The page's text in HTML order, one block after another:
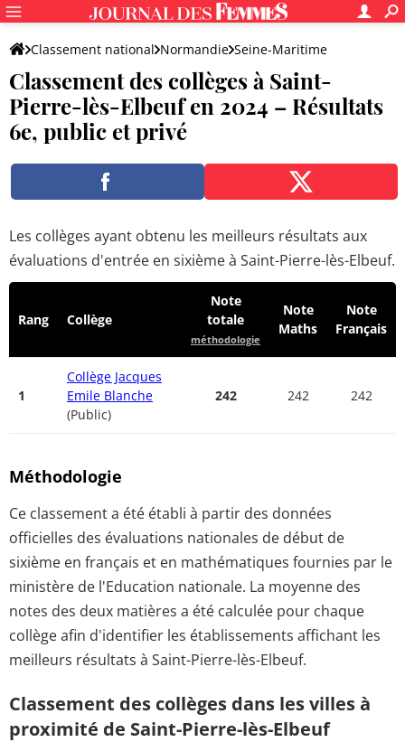
Classement national Normandie Seine-Maritime
Saint-Pierre-lès-Elbeuf
Classement des collèges à Saint-
Pierre-lès-Elbeuf en 2024 – Résultats
6e, public et privé
Les collèges ayant obtenu les meilleurs résultats aux
évaluations d'entrée en sixième à Saint-Pierre-lès-Elbeuf.
Rang Collège
Note
totale
méthodologie
Note
Maths
Note
Français
1
Collège Jacques
Emile Blanche
(Public)
242 242 242
Méthodologie
Ce classement a été établi à partir des données
officielles des évaluations nationales de début de
sixième en français et en mathématiques fournies par le
ministère de l'Education nationale. La moyenne des
notes des deux matières a été calculée pour chaque
collège afin d'identifier les établissements affichant les
meilleurs résultats à Saint-Pierre-lès-Elbeuf.
Classement des collèges dans les villes à
proximité de Saint-Pierre-lès-Elbeuf